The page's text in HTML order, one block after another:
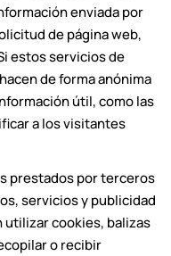
enviada por
de página web,
estos servicios de
de forma anónima
útil, como las
a los visitantes
prestados por terceros
servicios y publicidad
cookies, balizas
o recibir